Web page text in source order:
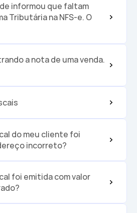
informou que faltam
Tributária na NFS-e. O
a nota de uma venda.
do meu cliente foi
incorreto?
foi emitida com valor